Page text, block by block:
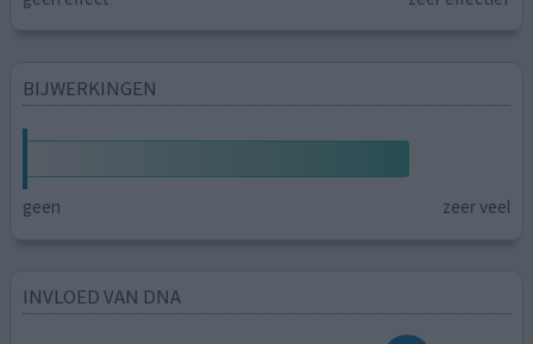
BIJWERKINGEN
geen zeer veel
INVLOED VAN DNA